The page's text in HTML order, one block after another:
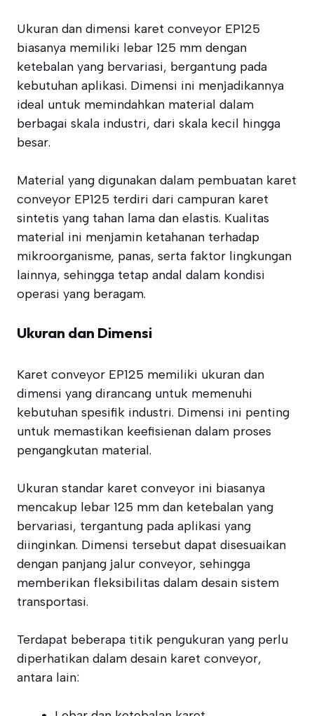
Ukuran dan dimensi karet conveyor EP125
biasanya memiliki lebar 125 mm dengan
ketebalan yang bervariasi, bergantung pada
kebutuhan aplikasi. Dimensi ini menjadikannya
ideal untuk memindahkan material dalam
berbagai skala industri, dari skala kecil hingga
besar.
Material yang digunakan dalam pembuatan karet
conveyor EP125 terdiri dari campuran karet
sintetis yang tahan lama dan elastis. Kualitas
material ini menjamin ketahanan terhadap
mikroorganisme, panas, serta faktor lingkungan
lainnya, sehingga tetap andal dalam kondisi
operasi yang beragam.
Ukuran dan Dimensi
Karet conveyor EP125 memiliki ukuran dan
dimensi yang dirancang untuk memenuhi
kebutuhan spesifik industri. Dimensi ini penting
untuk memastikan keefisienan dalam proses
pengangkutan material.
Ukuran standar karet conveyor ini biasanya
mencakup lebar 125 mm dan ketebalan yang
bervariasi, tergantung pada aplikasi yang
diinginkan. Dimensi tersebut dapat disesuaikan
dengan panjang jalur conveyor, sehingga
memberikan fleksibilitas dalam desain sistem
transportasi.
Terdapat beberapa titik pengukuran yang perlu
diperhatikan dalam desain karet conveyor,
antara lain: